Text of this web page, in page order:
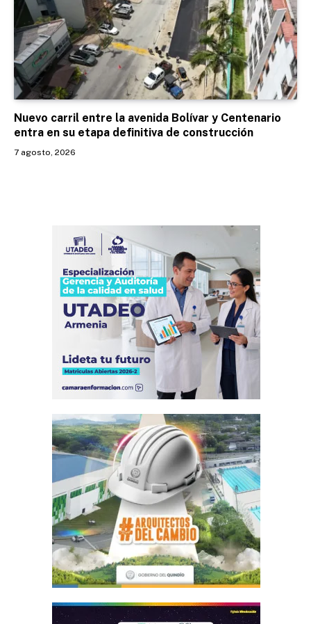
Nuevo carril entre la avenida Bolívar y Centenario
entra en su etapa definitiva de construcción
7 agosto, 2026